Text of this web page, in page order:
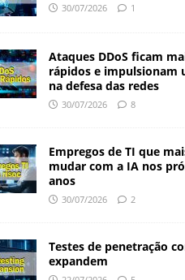
30/07/2026 1
Ataques DDoS ficam
rápidos e impulsionam
na defesa das redes
30/07/2026 8
Empregos de TI que
mudar com a IA nos
anos
30/07/2026 2
Testes de penetração
expandem